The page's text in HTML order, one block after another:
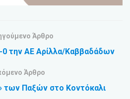
Άρθρο
την ΑΕ Αρίλλα/Καββαδάδων
Άρθρο
των Παξών στο Κοντόκαλι